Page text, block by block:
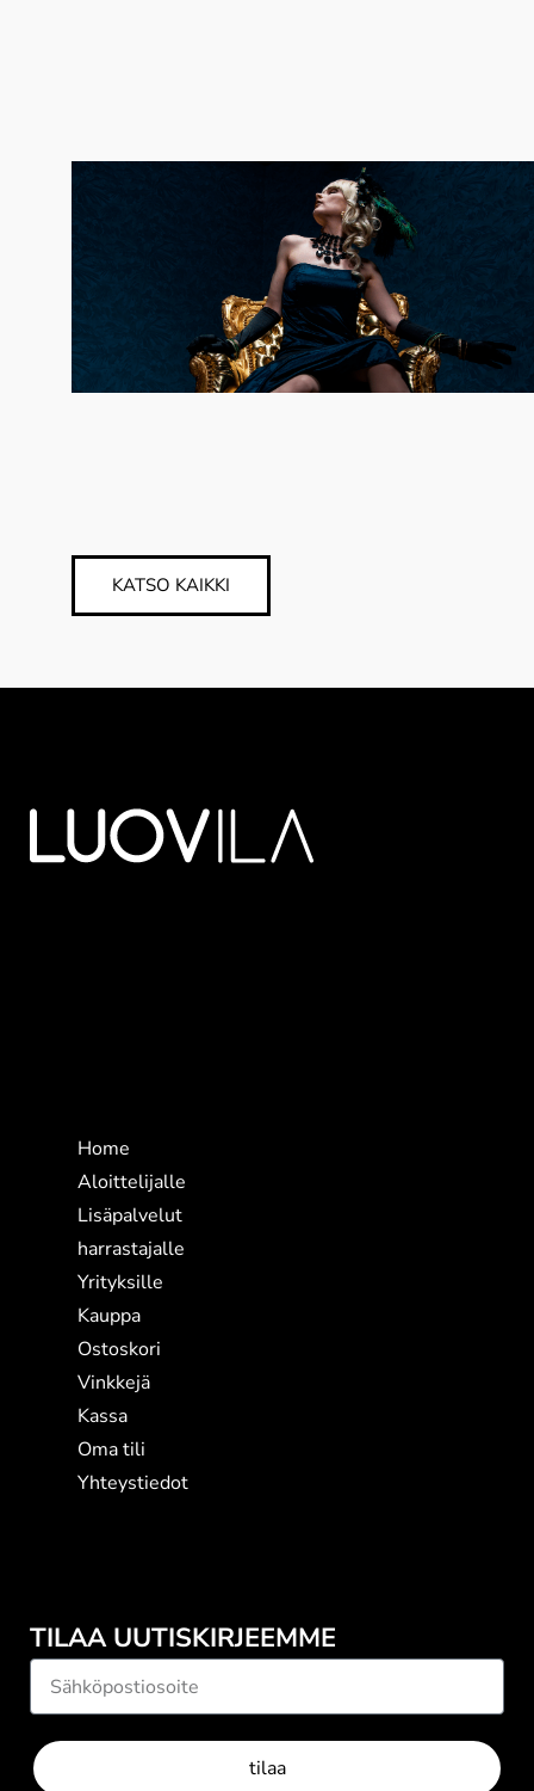
KATSO KAIKKI
Home
Aloittelijalle
Lisäpalvelut
harrastajalle
Yrityksille
Kauppa
Ostoskori
Vinkkejä
Kassa
Oma tili
Yhteystiedot
TILAA UUTISKIRJEEMME
tilaa